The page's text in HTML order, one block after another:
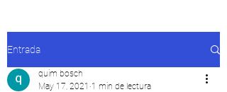
Entrada
quim bosch
May 17, 2021 1 min de lectura